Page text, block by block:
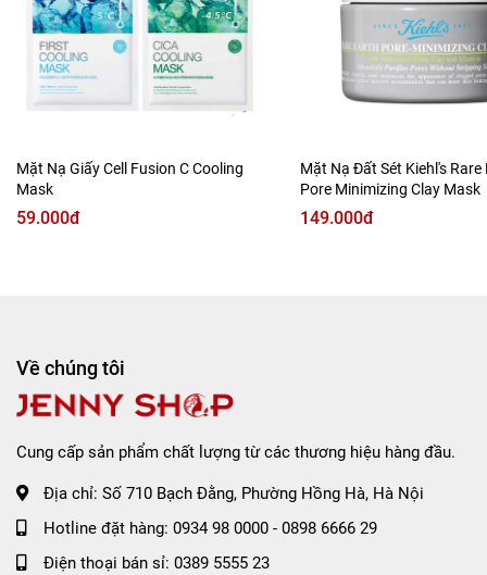
Sản phẩm giúp nhẹ nhàng hút đi dầu thừa, bụi bẩn, giúp
làm thông thoáng lỗ chân lông và đồng thời cũng giúp làm
thu nhỏ lỗ chân lông đáng kể.
Mặt Nạ Giấy Cell Fusion C Cooling
Mask
59.000đ
Mặt Nạ Đất Sét Kiehl's Rare
Pore Minimizing Clay Mask
149.000đ
Về chúng tôi
Cung cấp sản phẩm chất lượng từ các thương hiệu hàng đầu.
Địa chỉ: Số 710 Bạch Đằng, Phường Hồng Hà, Hà Nội
Hotline đặt hàng: 0934 98 0000 - 0898 6666 29
Điện thoại bán sỉ: 0389 5555 23